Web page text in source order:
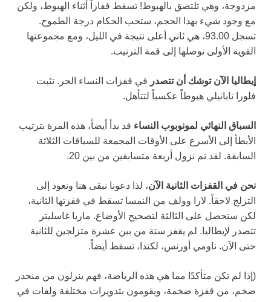
مزدوجة، وهي تلتصق بالهبوط! تسقط قفازاً أثناء الهبوط، ولكن
مع وجود شيء بهذا الحجم، ستحب الحكام درجة الطموح.
تسجل 93.00، هي ثاني أعلى نتيجة في الليل، ومع مجموعتها
القوية الأولى توصلها إلى قمة الترتيب.
إيطاليا الآن توشك أن تتصدر في قفزات النساء الحر. تثبت
فلورا تابانيلي هبوطاً عكسياً لتتأهل.
السباق النهائي لمونوبوب النساء قد بدأ أيضاً، هذه المرة بترتيب
الأبطأ إلى الأسرع على الأوقات المجمعة للسباقات الثلاثة
السابقة. لقد تم نزول أربعة متسابقين من بين 20.
نحن في القفزات الثانية الآن، لذا دعونا نبقى هنا ونعود إلى
التزلج لاحقاً. لارا وولف من النمسا تسقط في قفزتها الثانية،
لكن ستحصل على الثالثة لتصحيح الأوضاع. ماريا غاسليتر
تتصدر لإيطاليا. لم يقفز ستة من بين عشرة متزلجين للثانية
حتى الآن. ناومي أورنس، لكندا، تسقط أيضاً.
(إذا لم تكن متأكدًا مما هي هذه الرياضة، فهم ينزلون من منحدر
ضخم، من قفزة ضخمة، ويقومون بتدويرات مختلفة ولفات في